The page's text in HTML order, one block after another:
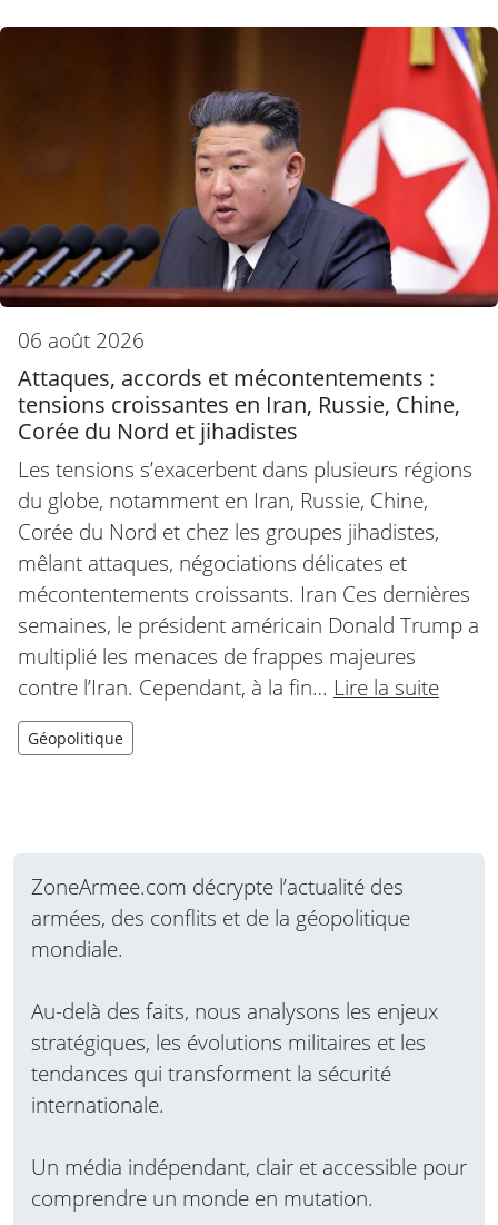
06 août 2026
Attaques, accords et mécontentements :
tensions croissantes en Iran, Russie, Chine,
Corée du Nord et jihadistes
Les tensions s’exacerbent dans plusieurs régions
du globe, notamment en Iran, Russie, Chine,
Corée du Nord et chez les groupes jihadistes,
mêlant attaques, négociations délicates et
mécontentements croissants. Iran Ces dernières
semaines, le président américain Donald Trump a
multiplié les menaces de frappes majeures
contre l’Iran. Cependant, à la fin… Lire la suite
Géopolitique
ZoneArmee.com décrypte l’actualité des
armées, des conflits et de la géopolitique
mondiale.
Au-delà des faits, nous analysons les enjeux
stratégiques, les évolutions militaires et les
tendances qui transforment la sécurité
internationale.
Un média indépendant, clair et accessible pour
comprendre un monde en mutation.